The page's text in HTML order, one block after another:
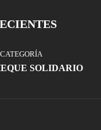
SOLIDARIO